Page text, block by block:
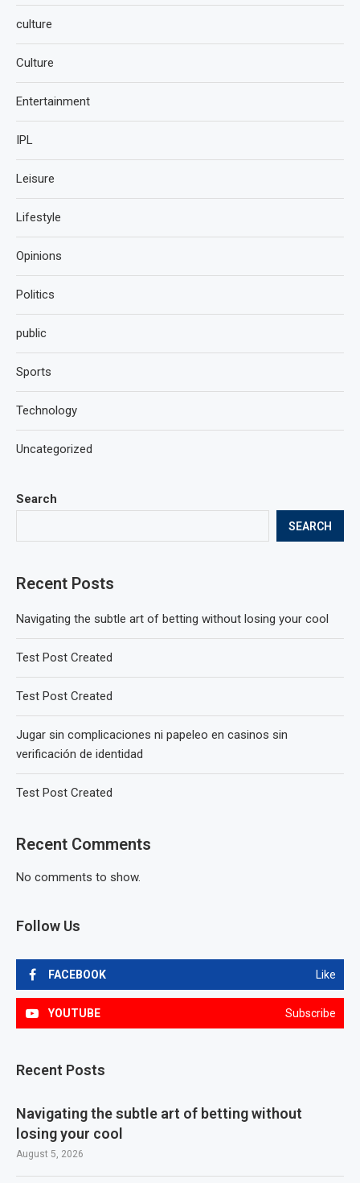
Search
SEARCH
Recent Posts
Navigating the subtle art of betting without losing your cool
Test Post Created
Test Post Created
Jugar sin complicaciones ni papeleo en casinos sin
verificación de identidad
Test Post Created
Recent Comments
No comments to show.
Follow Us
FACEBOOK Like
YOUTUBE Subscribe
Recent Posts
Navigating the subtle art of betting without
losing your cool
August 5, 2026
culture
Culture
Entertainment
IPL
Leisure
Lifestyle
Opinions
Politics
public
Sports
Technology
Uncategorized